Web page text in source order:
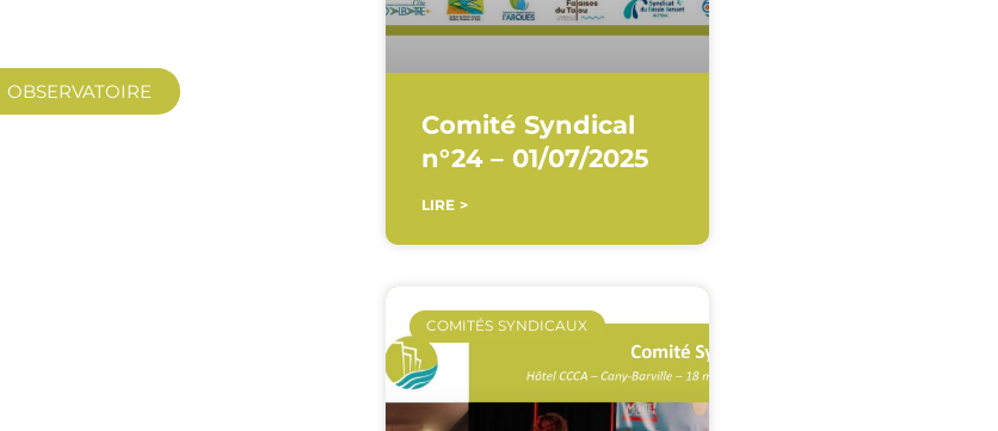
OBSERVATOIRE
Comité Syndical
n°24 – 01/07/2025
LIRE >
COMITÉS SYNDICAUX